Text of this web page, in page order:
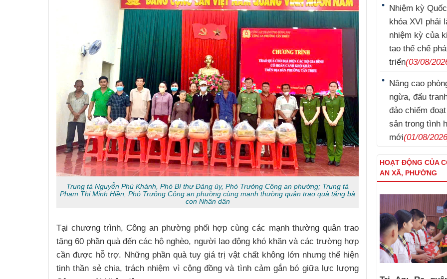
Trung tá Nguyễn Phú Khánh, Phó Bí thư Đảng ủy, Phó Trưởng Công an phường; Trung tá
Phạm Thị Minh Hiền, Phó Trưởng Công an phường cùng mạnh thường quân trao quà tặng bà
con Nhân dân
Tại chương trình, Công an phường phối hợp cùng các mạnh thường quân trao
tặng 60 phần quà đến các hộ nghèo, người lao động khó khăn và các trường hợp
cần được hỗ trợ. Những phần quà tuy giá trị vật chất không lớn nhưng thể hiện
tinh thần sẻ chia, trách nhiệm vì cộng đồng và tình cảm gắn bó giữa lực lượng
Nhiệm kỳ
khóa XVI phải
nhiệm kỳ của
tạo thể chế
triển(03/08/
Nâng cao
ngừa, đấu
đảo chiếm
sản trong tình
mới(01/08/
HOẠT ĐỘNG CỦA
AN XÃ, PHƯỜNG
Nguyễn Sinh Dưỡng
Kim Tuấn